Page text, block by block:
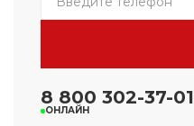
8 800 302-37-01
ОНЛАЙН